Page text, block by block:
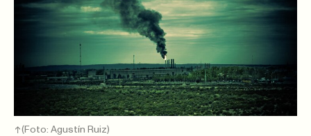
(Foto: Agustín Ruiz)